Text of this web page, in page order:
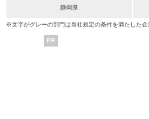
静岡県
※文字がグレーの部門は当社規定の条件を満たした企
PR